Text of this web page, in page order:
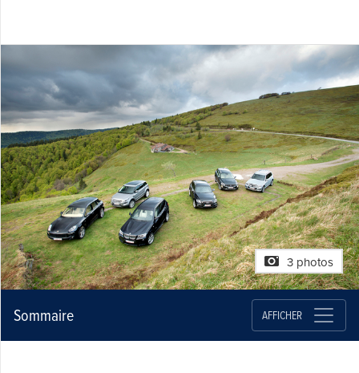
3 photos
Sommaire AFFICHER